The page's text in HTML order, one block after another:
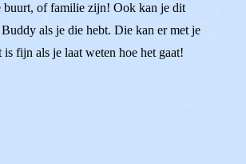
buurt, of familie zijn! Ook kan je dit
als je die hebt. Die kan er met je
is fijn als je laat weten hoe het gaat!